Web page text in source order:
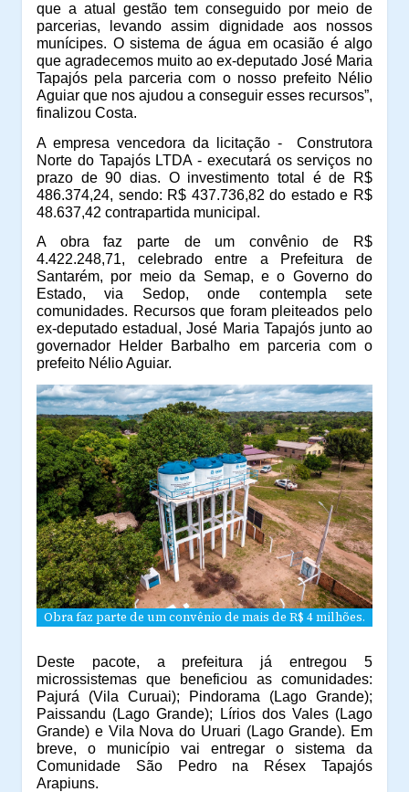
que a atual gestão tem conseguido por meio de
parcerias, levando assim dignidade aos nossos
munícipes. O sistema de água em ocasião é algo
que agradecemos muito ao ex-deputado José Maria
Tapajós pela parceria com o nosso prefeito Nélio
Aguiar que nos ajudou a conseguir esses recursos”,
finalizou Costa.
A empresa vencedora da licitação - Construtora
Norte do Tapajós LTDA - executará os serviços no
prazo de 90 dias. O investimento total é de R$
486.374,24, sendo: R$ 437.736,82 do estado e R$
48.637,42 contrapartida municipal.
A obra faz parte de um convênio de R$
4.422.248,71, celebrado entre a Prefeitura de
Santarém, por meio da Semap, e o Governo do
Estado, via Sedop, onde contempla sete
comunidades. Recursos que foram pleiteados pelo
ex-deputado estadual, José Maria Tapajós junto ao
governador Helder Barbalho em parceria com o
prefeito Nélio Aguiar.
Obra faz parte de um convênio de mais de R$ 4 milhões.
Deste pacote, a prefeitura já entregou 5
microssistemas que beneficiou as comunidades:
Pajurá (Vila Curuai); Pindorama (Lago Grande);
Paissandu (Lago Grande); Lírios dos Vales (Lago
Grande) e Vila Nova do Uruari (Lago Grande). Em
breve, o município vai entregar o sistema da
Comunidade São Pedro na Résex Tapajós
Arapiuns.